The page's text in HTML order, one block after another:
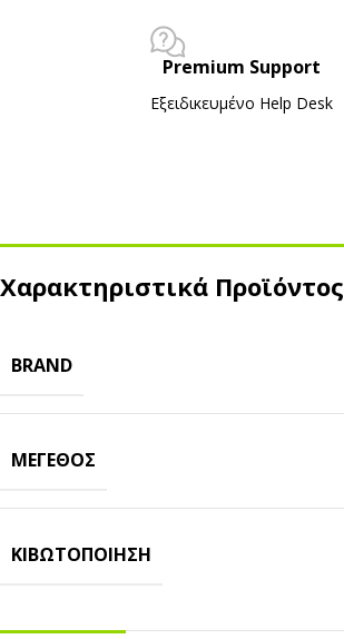
Premium Support
Εξειδικευμένο Ηelp Desk
Χαρακτηριστικά Προϊόντος
BRAND
ΜΈΓΕΘΟΣ
ΚΙΒΩΤΟΠΟΊΗΣΗ